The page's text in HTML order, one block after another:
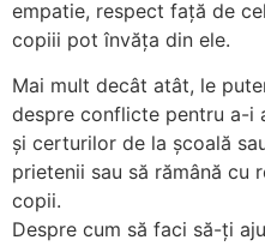
empatie, respect față de
copiii pot învăța din ele.
Mai mult decât atât, le
despre conflicte pentru a-i
și certurilor de la școală
prietenii sau să rămână cu
copii.
Despre cum să faci să-ți